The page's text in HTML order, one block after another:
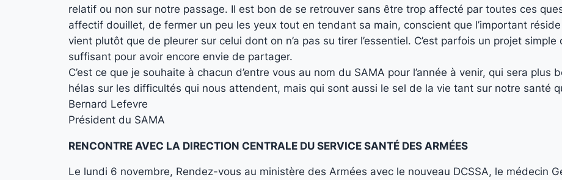
relatif ou non sur notre passage. Il est bon de se retrouver sans être trop affecté par toutes ces
affectif douillet, de fermer un peu les yeux tout en tendant sa main, conscient que l’important
vient plutôt que de pleurer sur celui dont on n’a pas su tirer l’essentiel. C’est parfois un projet
suffisant pour avoir encore envie de partager.
C’est ce que je souhaite à chacun d’entre vous au nom du SAMA pour l’année à venir, qui sera
hélas sur les difficultés qui nous attendent, mais qui sont aussi le sel de la vie tant sur notre santé
Bernard Lefevre
Président du SAMA
RENCONTRE AVEC LA DIRECTION CENTRALE DU SERVICE SANTÉ DES ARMÉES
Le lundi 6 novembre, Rendez-vous au ministère des Armées avec le nouveau DCSSA, le médecin